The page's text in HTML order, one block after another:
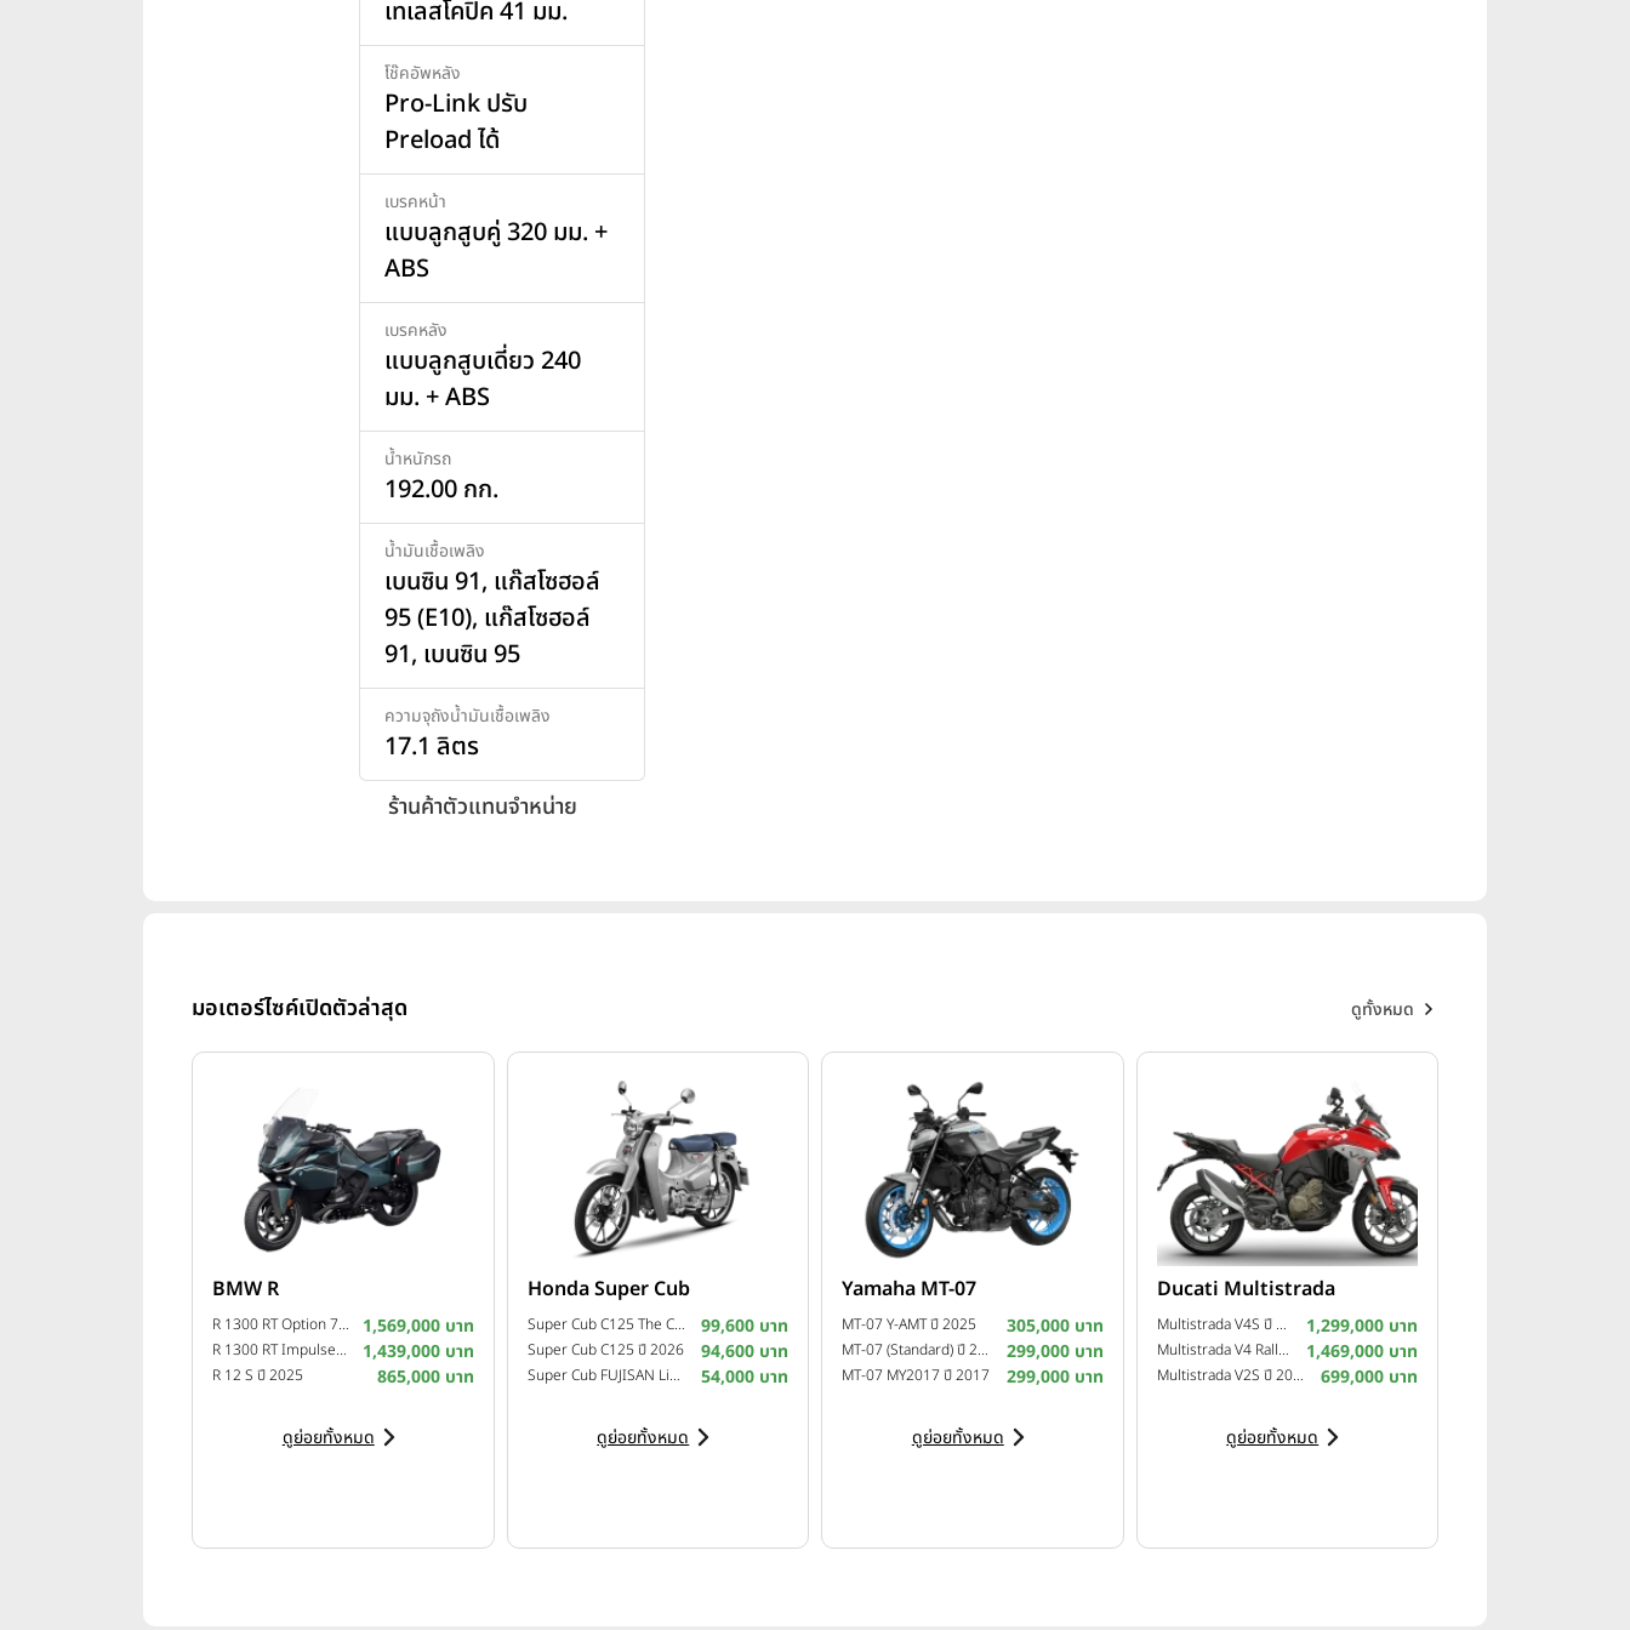
เทเลสโคปิค 41 มม.
โช๊คอัพหลัง
Pro-Link ปรับ
Preload ได้
เบรคหน้า
แบบลูกสูบคู่ 320 มม. +
ABS
เบรคหลัง
แบบลูกสูบเดี่ยว 240
มม. + ABS
น้ำหนักรถ
192.00 กก.
น้ำมันเชื้อเพลิง
เบนซิน 91, แก๊สโซฮอล์
95 (E10), แก๊สโซฮอล์
91, เบนซิน 95
ความจุถังน้ำมันเชื้อเพลิง
17.1 ลิตร
ร้านค้าตัวแทนจำหน่าย
มอเตอร์ไซค์เปิดตัวล่าสุด ดูทั้งหมด
BMW R
R 1300 RT Option 719 Camargue ปี 2025 1,569,000 บาท
R 1300 RT Impulse ปี 2025 1,439,000 บาท
R 12 S ปี 2025 865,000 บาท
ดูย่อยทั้งหมด
Honda Super Cub
Super Cub C125 The Crafted Calm Custom Edition ปี 2026 99,600 บาท
Super Cub C125 ปี 2026 94,600 บาท
Super Cub FUJISAN Limited Edition ปี 2025 54,000 บาท
ดูย่อยทั้งหมด
Yamaha MT-07
MT-07 Y-AMT ปี 2025 305,000 บาท
MT-07 (Standard) ปี 2025 299,000 บาท
MT-07 MY2017 ปี 2017 299,000 บาท
ดูย่อยทั้งหมด
Ducati Multistrada
Multistrada V4S ปี 2025 1,299,000 บาท
Multistrada V4 Rally ปี 2024 1,469,000 บาท
Multistrada V2S ปี 2023 699,000 บาท
ดูย่อยทั้งหมด